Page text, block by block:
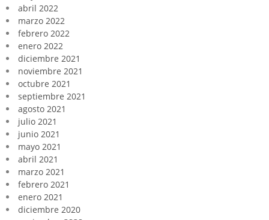
abril 2022
marzo 2022
febrero 2022
enero 2022
diciembre 2021
noviembre 2021
octubre 2021
septiembre 2021
agosto 2021
julio 2021
junio 2021
mayo 2021
abril 2021
marzo 2021
febrero 2021
enero 2021
diciembre 2020